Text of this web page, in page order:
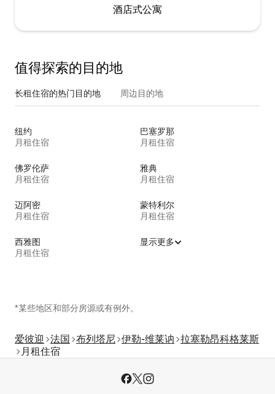
酒店式公寓
值得探索的目的地
长租住宿的热门目的地 周边目的地
纽约
月租住宿
巴塞罗那
月租住宿
佛罗伦萨
月租住宿
雅典
月租住宿
迈阿密
月租住宿
蒙特利尔
月租住宿
西雅图
月租住宿
显示更多
*某些地区和部分房源或有例外。
爱彼迎 法国 布列塔尼 伊勒-维莱讷 拉塞勒昂科格莱斯
月租住宿